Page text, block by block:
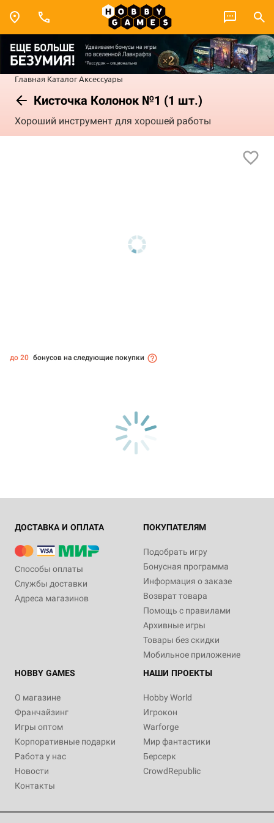
Главная КаталогАксессуары
Кисточка Колонок №1 (1 шт.)
Хороший инструмент для хорошей работы
до 20 бонусов на следующие покупки
ДОСТАВКА И ОПЛАТА
Способы оплаты
Службы доставки
Адреса магазинов
ПОКУПАТЕЛЯМ
Подобрать игру
Бонусная программа
Информация о заказе
Возврат товара
Помощь с правилами
Архивные игры
Товары без скидки
Мобильное приложение
HOBBY GAMES
О магазине
Франчайзинг
Игры оптом
Корпоративные подарки
Работа у нас
Новости
Контакты
НАШИ ПРОЕКТЫ
Hobby World
Игрокон
Warforge
Мир фантастики
Берсерк
CrowdRepublic